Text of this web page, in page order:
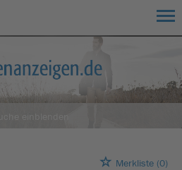
Merkliste (0)